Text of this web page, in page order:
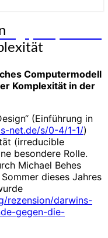
Computermodell
Komplexität in der
(Einführung in
net.de/s/0-4/1-1/)
(irreducible
besondere Rolle.
Michael Behes
dieses Jahres
rezension/darwins-
gegen-die-